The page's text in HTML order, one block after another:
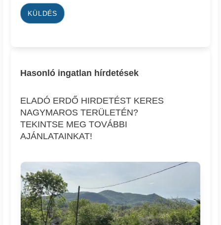
KÜLDÉS
Hasonló ingatlan hírdetések
ELADÓ ERDŐ HIRDETÉST KERES
NAGYMAROS TERÜLETÉN?
TEKINTSE MEG TOVÁBBI
AJÁNLATAINKAT!